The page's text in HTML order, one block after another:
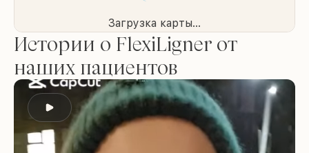
Загрузка карты...
Истории о FlexiLigner от
наших пациентов